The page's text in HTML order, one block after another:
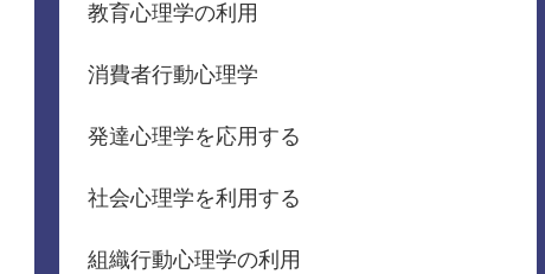
教育心理学の利用
消費者行動心理学
発達心理学を応用する
社会心理学を利用する
組織行動心理学の利用